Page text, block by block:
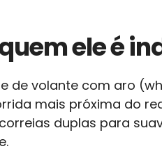
ele é
de volante com aro
mais próxima do
duplas para